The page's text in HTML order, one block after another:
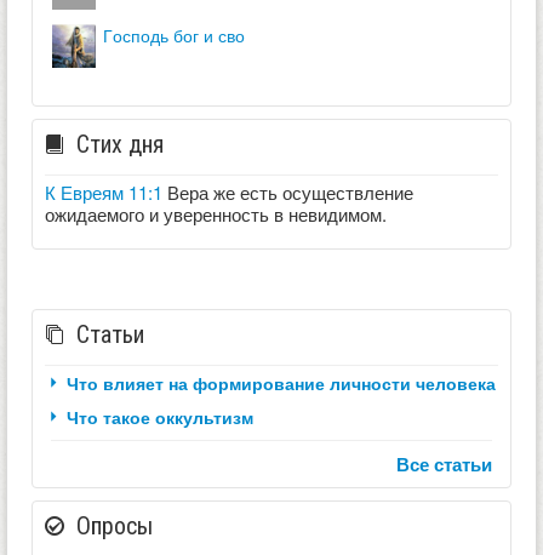
господь бог и сво
Стих дня
К Евреям 11:1 Вера же есть осуществление
ожидаемого и уверенность в невидимом.
Статьи
Что влияет на формирование личности человека
Что такое оккультизм
Все статьи
Опросы